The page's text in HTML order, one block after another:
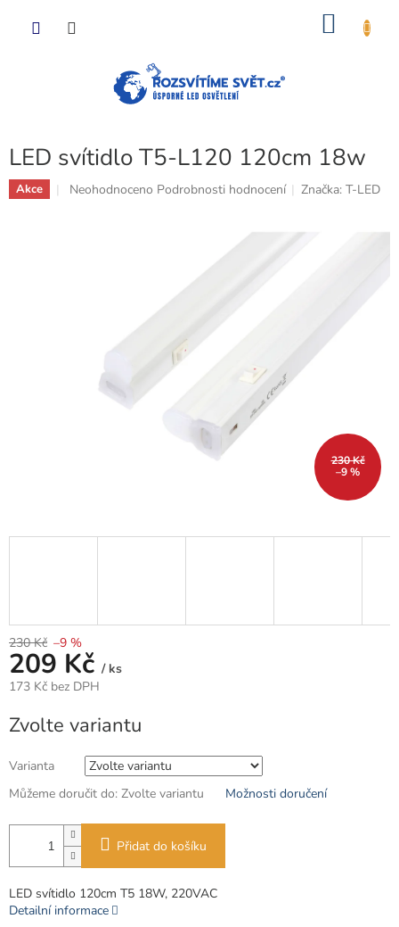
LED svítidlo T5-L120 120cm 18w
Akce
Průměrné
Neohodnoceno Podrobnosti hodnocení Značka:T-LED
230 Kč
–9 %
230 Kč –9 %
209 Kč / ks
173 Kč bez DPH
cena:
Zvolte variantu
Varianta
Můžeme doručit do: Zvolte variantu Možnosti doručení
Přidat do košíku
LED svítidlo 120cm T5 18W, 220VAC
Detailní informace